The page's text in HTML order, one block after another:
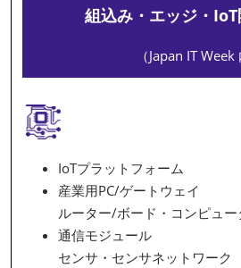
組込み・エッジ・IoT
（Japan IT Week
IoTプラットフォーム
産業用PC/ゲートウェイ
ルーター/ボード・コンピュー
通信モジュール
センサ・センサネットワーク